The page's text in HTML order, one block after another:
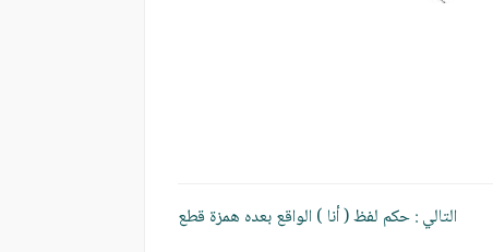
التالي :حكم لفظ ( أنا ) الواقع بعده همزة قطع